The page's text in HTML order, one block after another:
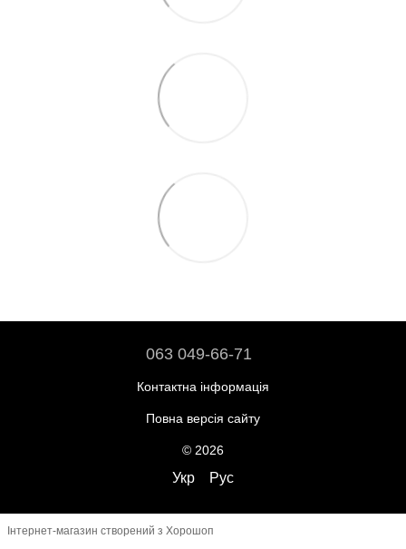
063 049-66-71
Контактна інформація
Повна версія сайту
© 2026
Укр Рус
Інтернет-магазин створений з Хорошоп